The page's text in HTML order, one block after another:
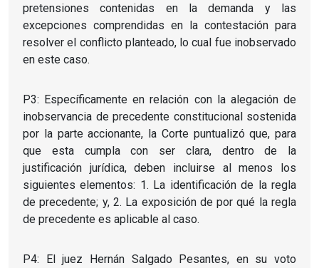
pretensiones contenidas en la demanda y las
excepciones comprendidas en la contestación para
resolver el conflicto planteado, lo cual fue inobservado
en este caso.
P3: Específicamente en relación con la alegación de
inobservancia de precedente constitucional sostenida
por la parte accionante, la Corte puntualizó que, para
que esta cumpla con ser clara, dentro de la
justificación jurídica, deben incluirse al menos los
siguientes elementos: 1. La identificación de la regla
de precedente; y, 2. La exposición de por qué la regla
de precedente es aplicable al caso.
P4: El juez Hernán Salgado Pesantes, en su voto